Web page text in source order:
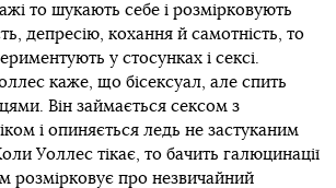
то шукають себе і розмірковують
депресію, кохання й самотність, то
у стосунках і сексі.
каже, що бісексуал, але спить
Він займається сексом з
і опиняється ледь не застуканим
Уоллес тікає, то бачить галюцинації
розмірковує про незвичайний